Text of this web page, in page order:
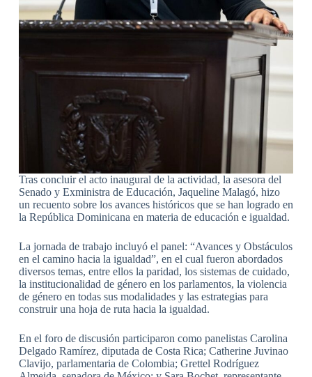
Tras concluir el acto inaugural de la actividad, la asesora del
Senado y Exministra de Educación, Jaqueline Malagó, hizo
un recuento sobre los avances históricos que se han logrado en
la República Dominicana en materia de educación e igualdad.
La jornada de trabajo incluyó el panel: “Avances y Obstáculos
en el camino hacia la igualdad”, en el cual fueron abordados
diversos temas, entre ellos la paridad, los sistemas de cuidado,
la institucionalidad de género en los parlamentos, la violencia
de género en todas sus modalidades y las estrategias para
construir una hoja de ruta hacia la igualdad.
En el foro de discusión participaron como panelistas Carolina
Delgado Ramírez, diputada de Costa Rica; Catherine Juvinao
Clavijo, parlamentaria de Colombia; Grettel Rodríguez